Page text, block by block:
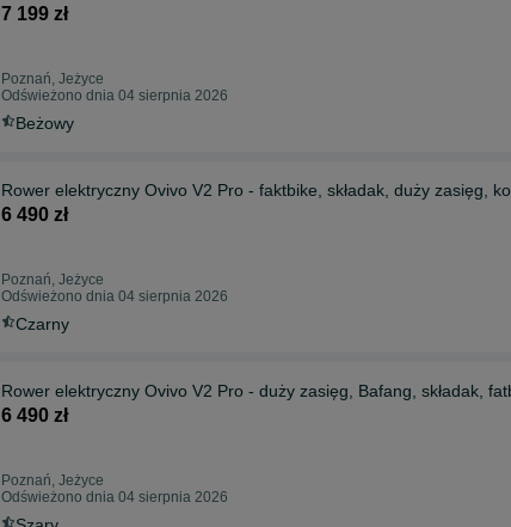
7 199 zł
Poznań, Jeżyce
Odświeżono dnia 04 sierpnia 2026
Beżowy
Rower elektryczny Ovivo V2 Pro - faktbike, składak, duży zasięg,
6 490 zł
Poznań, Jeżyce
Odświeżono dnia 04 sierpnia 2026
Czarny
Rower elektryczny Ovivo V2 Pro - duży zasięg, Bafang, składak,
6 490 zł
Poznań, Jeżyce
Odświeżono dnia 04 sierpnia 2026